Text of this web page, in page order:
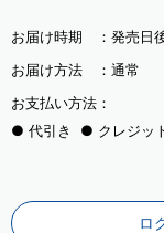
お届け時期 ： 発売日
お届け方法 ： 通常
お支払い方法：
代引き
クレジッ
ロ